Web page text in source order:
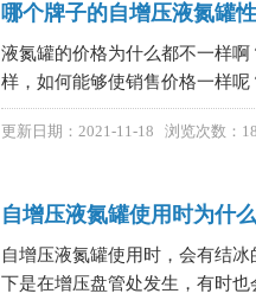
哪个牌子的自增压液氮罐
液氮罐的价格为什么都不一样
样，如何能够使销售价格一样
更新日期：2021-11-18 浏览次数：
自增压液氮罐使用时为什
自增压液氮罐使用时，会有结
下是在增压盘管处发生，有时